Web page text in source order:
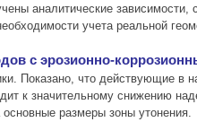
аналитические
учета реальной
с эрозионно-
Показано, что действующие
к значительному снижению
основные размеры зоны утонения.